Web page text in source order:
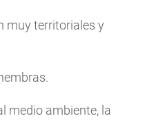
muy territoriales y
medio ambiente, la